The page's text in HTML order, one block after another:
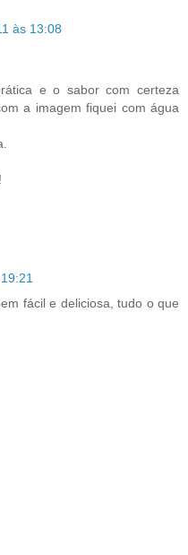
às 13:08
e o sabor com certeza
a imagem fiquei com água
fácil e deliciosa, tudo o que